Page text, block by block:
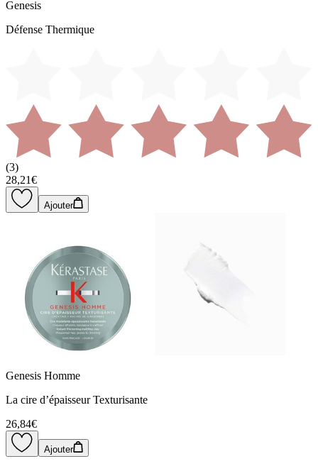
Genesis
Défense Thermique
(3)
28,21€
Ajouter
Genesis Homme
La cire d’épaisseur Texturisante
26,84€
Ajouter